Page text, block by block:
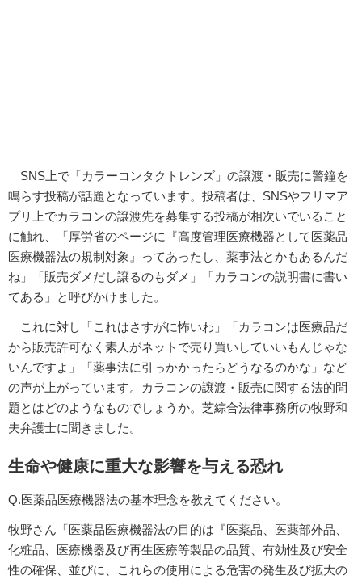
SNS上で「カラーコンタクトレンズ」の譲渡・販売に警鐘を
鳴らす投稿が話題となっています。投稿者は、SNSやフリマア
プリ上でカラコンの譲渡先を募集する投稿が相次いでいること
に触れ、「厚労省のページに『高度管理医療機器として医薬品
医療機器法の規制対象』ってあったし、薬事法とかもあるんだ
ね」「販売ダメだし譲るのもダメ」「カラコンの説明書に書い
てある」と呼びかけました。
これに対し「これはさすがに怖いわ」「カラコンは医療品だ
から販売許可なく素人がネットで売り買いしていいもんじゃな
いんですよ」「薬事法に引っかかったらどうなるのかな」など
の声が上がっています。カラコンの譲渡・販売に関する法的問
題とはどのようなものでしょうか。芝綜合法律事務所の牧野和
夫弁護士に聞きました。
生命や健康に重大な影響を与える恐れ
Q.医薬品医療機器法の基本理念を教えてください。
牧野さん「医薬品医療機器法の目的は『医薬品、医薬部外品、
化粧品、医療機器及び再生医療等製品の品質、有効性及び安全
性の確保、並びに、これらの使用による危害の発生及び拡大の